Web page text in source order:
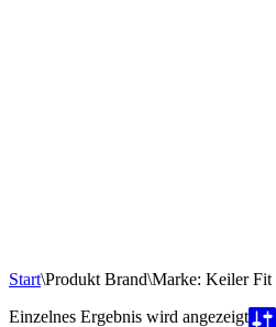
Start\Produkt Brand\Marke: Keiler Fit
Einzelnes Ergebnis wird angezeigt